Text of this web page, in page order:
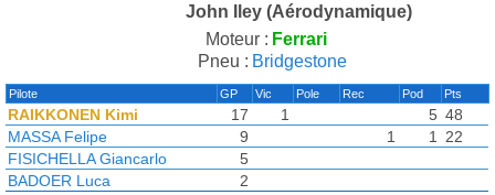
John Iley (Aérodynamique)
Moteur : Ferrari
Pneu : Bridgestone
Pilote GP Vic Pole Rec Pod Pts
RAIKKONEN Kimi 17 1 5 48
MASSA Felipe
9 1 1
22
FISICHELLA Giancarlo
5
BADOER Luca
2